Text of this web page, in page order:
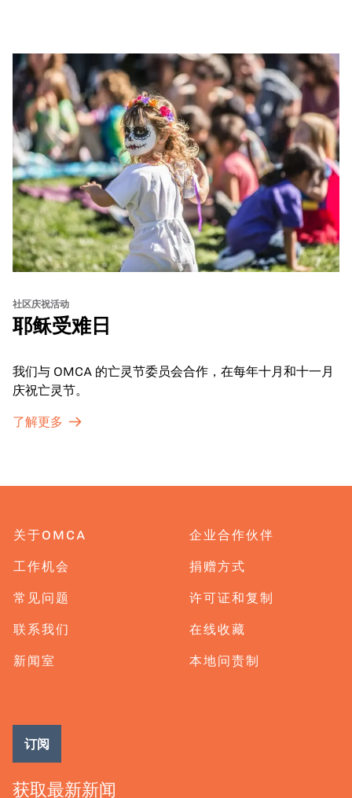
move, make, and connect in celebration of Black culture.
社区庆祝活动
耶稣受难日
我们与 OMCA 的亡灵节委员会合作，在每年十月和十一月
庆祝亡灵节。
了解更多
关于OMCA
工作机会
常见问题
联系我们
新闻室
企业合作伙伴
捐赠方式
许可证和复制
在线收藏
本地问责制
获取最新新闻
订阅